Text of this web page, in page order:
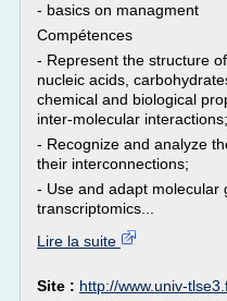
- basics on managment
Compétences
- Represent the structure
nucleic acids,
chemical and biological
inter-molecular interactions;
- Recognize and analyze
their interconnections;
- Use and adapt molecular
transcriptomics...
Lire la suite
Site : http://www.univ-